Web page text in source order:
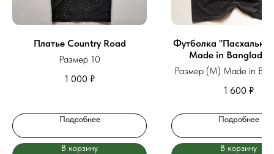
Платье Country Road
Размер 10
1 000 ₽
Подробнее
В корзину
Футболка
Made in
Размер (М) Made in
1 600 ₽
Подробнее
В корзину